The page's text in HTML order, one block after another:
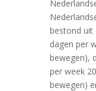
bestond uit
dagen per
bewegen),
per week
bewegen)